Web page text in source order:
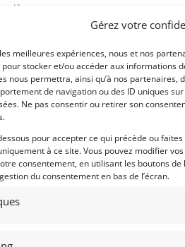
Gérez votre
meilleures expériences, nous et nos
pour stocker et/ou accéder aux informations
nous permettra, ainsi qu’à nos
de navigation ou des ID uniques
Ne pas consentir ou retirer son
pour accepter ce qui précède ou
à ce site. Vous pouvez modifier
consentement, en utilisant les boutons
du consentement en bas de l’écran.
#5
#76
à avoir si vous vouliez gagner des
il devint très clair qu’une 935
ayant construit ses dernières 935
de développer des voitures dotées